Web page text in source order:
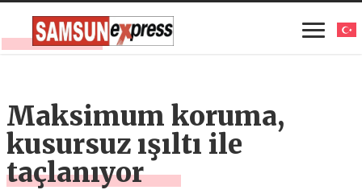
Maksimum koruma,
kusursuz ışıltı ile
taçlanıyor